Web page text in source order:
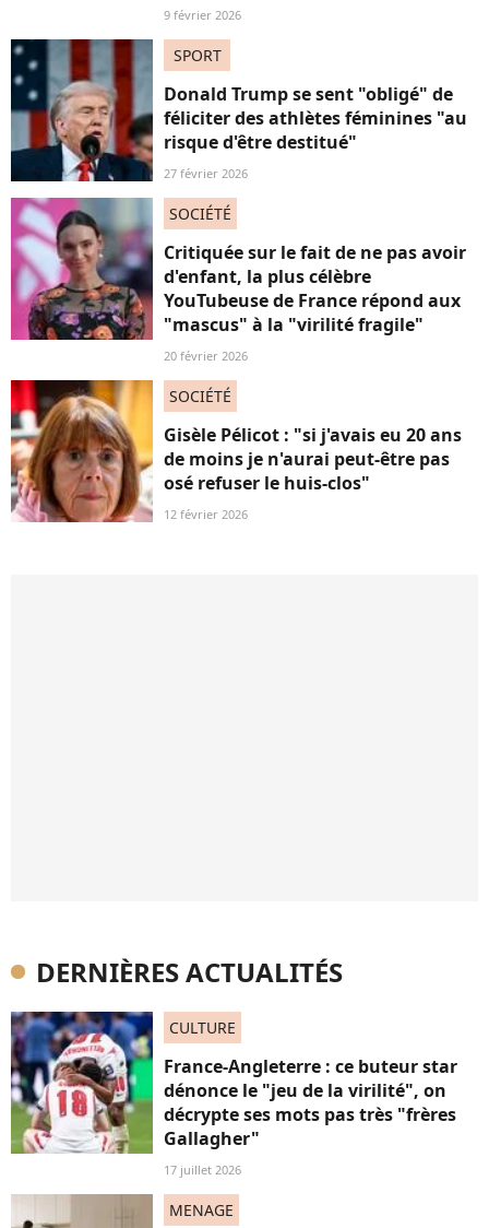
9 février 2026
SPORT
Donald Trump se sent "obligé" de
féliciter des athlètes féminines "au
risque d'être destitué"
27 février 2026
SOCIÉTÉ
Critiquée sur le fait de ne pas avoir
d'enfant, la plus célèbre
YouTubeuse de France répond aux
"mascus" à la "virilité fragile"
20 février 2026
SOCIÉTÉ
Gisèle Pélicot : "si j'avais eu 20 ans
de moins je n'aurai peut-être pas
osé refuser le huis-clos"
12 février 2026
DERNIÈRES ACTUALITÉS
CULTURE
France-Angleterre : ce buteur star
dénonce le "jeu de la virilité", on
décrypte ses mots pas très "frères
Gallagher"
17 juillet 2026
MENAGE